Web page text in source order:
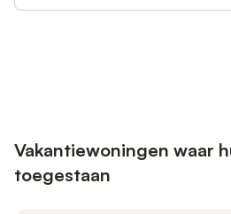
Vakantiewoningen waar
toegestaan